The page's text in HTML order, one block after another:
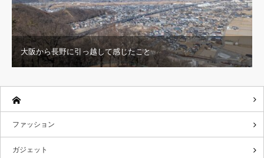
大阪から長野に引っ越して感じたこと
ファッション
ガジェット